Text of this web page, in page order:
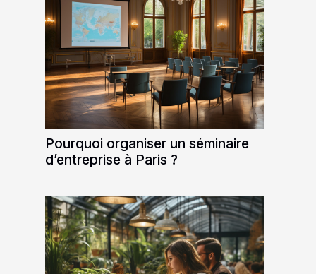
Pourquoi organiser un séminaire
d’entreprise à Paris ?